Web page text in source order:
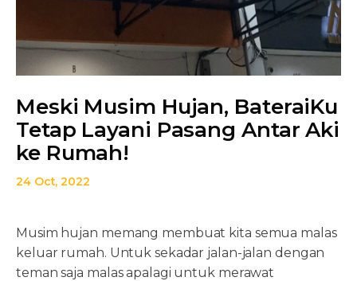
Meski Musim Hujan, BateraiKu
Tetap Layani Pasang Antar Aki
ke Rumah!
24 Oct, 2022
Musim hujan memang membuat kita semua malas
keluar rumah. Untuk sekadar jalan-jalan dengan
teman saja malas apalagi untuk merawat